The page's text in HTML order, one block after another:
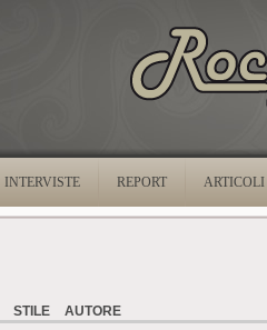
INTERVISTE REPORT ARTICOLI
STILE AUTORE